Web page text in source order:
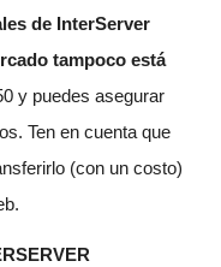
de InterServer
tampoco está
y puedes asegurar
Ten en cuenta que
(con un costo)